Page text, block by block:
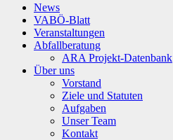
News
VABÖ-Blatt
Veranstaltungen
Abfallberatung
ARA Projekt-Datenbank
Über uns
Vorstand
Ziele und Statuten
Aufgaben
Unser Team
Kontakt